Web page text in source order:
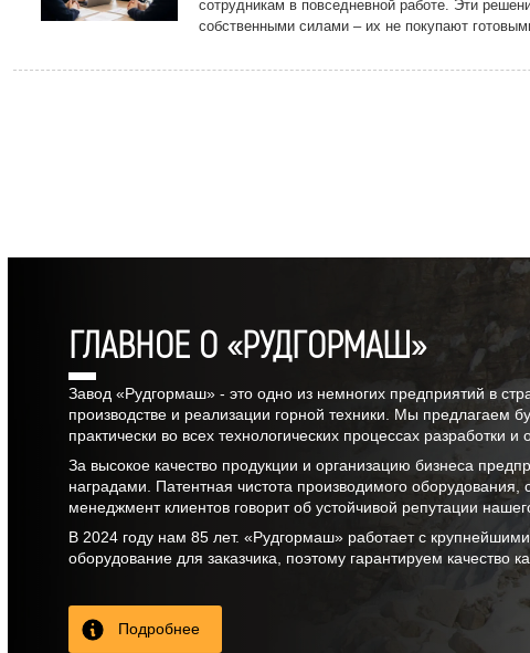
сотрудникам в повседневной работе. Эти
собственными силами – их не покупают
подрядчиков, а разрабатывают на предприятии
передовых технологий.
ГЛАВНОЕ О «РУДГОРМАШ»
Завод «Рудгормаш» - это одно из немногих предприятий в
производстве и реализации горной техники. Мы предлагаем
практически во всех технологических процессах разработки
За высокое качество продукции и организацию бизнеса
наградами. Патентная чистота производимого
менеджмент клиентов говорит об устойчивой репутации
В 2024 году нам 85 лет. «Рудгормаш» работает с
оборудование для заказчика, поэтому гарантируем качество
Подробнее